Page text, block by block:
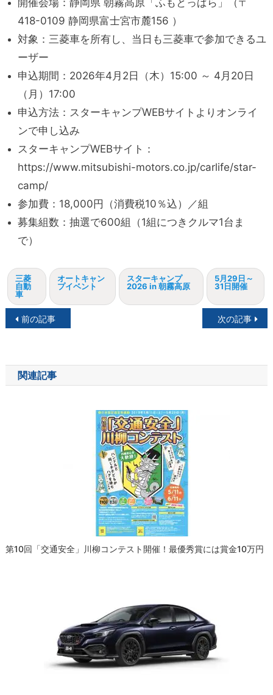
開催会場：静岡県 朝霧高原「ふもとっぱら」（〒
418-0109 静岡県富士宮市麓156 ）
対象：三菱車を所有し、当日も三菱車で参加できるユ
ーザー
申込期間：2026年4月2日（木）15:00 ～ 4月20日
（月）17:00
申込方法：スターキャンプWEBサイトよりオンライ
ンで申し込み
スターキャンプWEBサイト：
https://www.mitsubishi-motors.co.jp/carlife/star-
camp/
参加費：18,000円（消費税10％込）／組
募集組数：抽選で600組（1組につきクルマ1台ま
で）
三菱
自動
車
オートキャン
プイベント
スターキャンプ
2026 in 朝霧高原
5月29日～
31日開催
投
ナ
ビ
前の記事 次の記事
関連記事
第10回「交通安全」川柳コンテスト開催！最優秀賞には賞金10万円